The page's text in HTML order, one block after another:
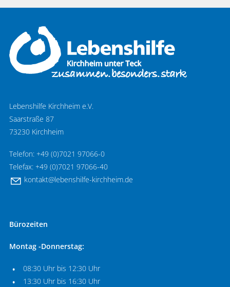
Lebenshilfe Kirchheim e.V.
Saarstraße 87
73230 Kirchheim
Telefon: +49 (0)7021 97066-0
Telefax: +49 (0)7021 97066-40
k nt kt b nsh lf -k rchh md
Bürozeiten
Montag -Donnerstag:
08:30 Uhr bis 12:30 Uhr
13:30 Uhr bis 16:30 Uhr